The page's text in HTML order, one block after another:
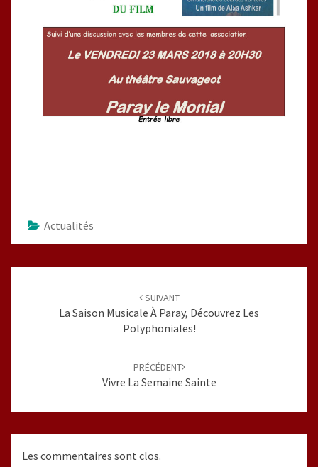
Actualités
SUIVANT
La Saison Musicale À Paray, Découvrez Les
Polyphoniales!
PRÉCÉDENT
Vivre La Semaine Sainte
Les commentaires sont clos.